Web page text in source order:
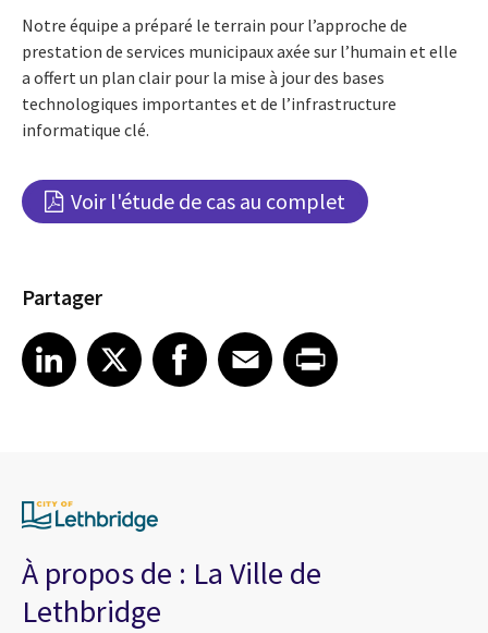
Notre équipe a préparé le terrain pour l’approche de
prestation de services municipaux axée sur l’humain et elle
a offert un plan clair pour la mise à jour des bases
technologiques importantes et de l’infrastructure
informatique clé.
Voir l'étude de cas au complet
Partager
Share article on LinkedIn
LinkedIn
Share article on XShare article on Facebook
Facebook
Share article on Email
EmailShare article on Print
À propos de : La Ville de
Lethbridge